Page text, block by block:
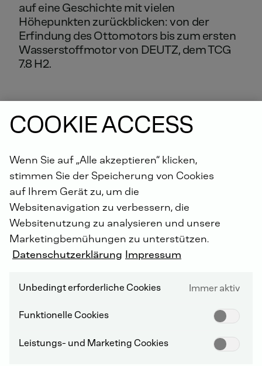
aufeine Geschichte mitvielen
Höhepunkten zurückblicken:von der
Erfindung des Ottomotors bis zum ersten
Wasserstoffmotorvon DEUTZ, demTCG
7.8 H2.
MEILENSTEINE
2026
NEUE ORGANISATIONSSTRUKTUR: BUSINESS
DEUTZ hat zum 1. Januar 2026 eine neue
Geschäftsbereichen („Business Units“) eingeführt.
Energiebereich oder das Defense-Geschäft –
COOKIE ACCESS
Wenn Sie auf „Alle akzeptieren“ klicken,
stimmen Sie der Speicherung von Cookies
auf Ihrem Gerät zu, um die
Websitenavigation zu verbessern, die
Websitenutzung zu analysieren und unsere
Marketingbemühungen zu unterstützen.
Datenschutzerklärung Impressum
Unbedingt erforderliche Cookies Immer aktiv
Funktionelle Cookies
Leistungs- und Marketing Cookies